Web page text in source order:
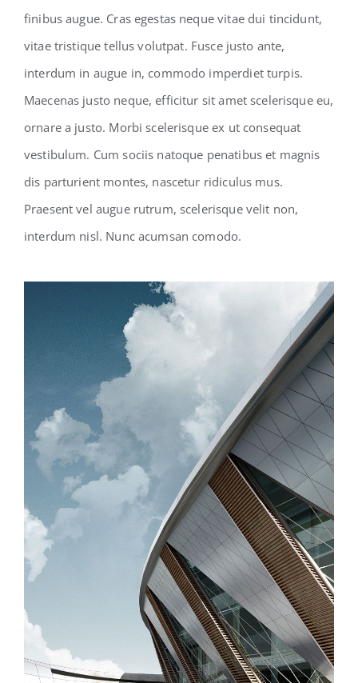
finibus augue. Cras egestas neque vitae dui tincidunt,
vitae tristique tellus volutpat. Fusce justo ante,
interdum in augue in, commodo imperdiet turpis.
Maecenas justo neque, efficitur sit amet scelerisque eu,
ornare a justo. Morbi scelerisque ex ut consequat
vestibulum. Cum sociis natoque penatibus et magnis
dis parturient montes, nascetur ridiculus mus.
Praesent vel augue rutrum, scelerisque velit non,
interdum nisl. Nunc acumsan comodo.